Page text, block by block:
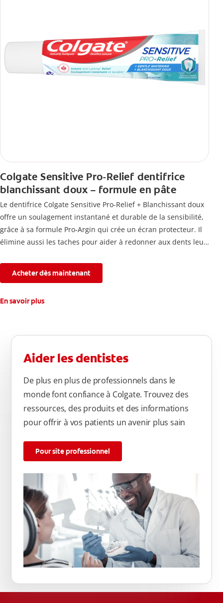
Colgate Sensitive Pro-Relief dentifrice
blanchissant doux – formule en pâte
Le dentifrice Colgate Sensitive Pro-Relief + Blanchissant doux
offre un soulagement instantané et durable de la sensibilité,
grâce à sa formule Pro-Argin qui crée un écran protecteur. Il
élimine aussi les taches pour aider à redonner aux dents leur
connaissez.
Acheter dès maintenant
En savoir plus
Aider les dentistes
De plus en plus de professionnels dans le
monde font confiance à Colgate. Trouvez des
ressources, des produits et des informations
pour offrir à vos patients un avenir plus sain
Pour site professionnel